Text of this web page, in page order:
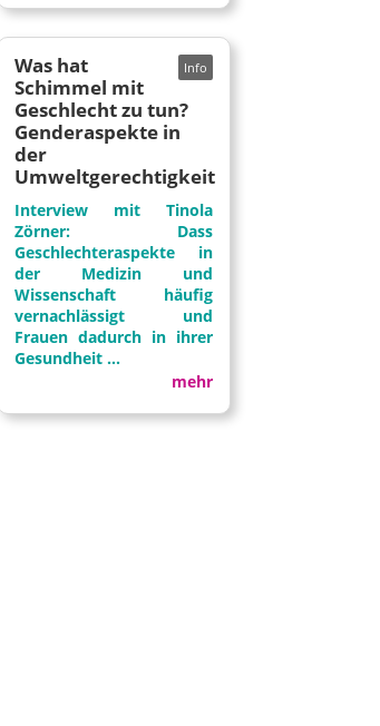
Was hat
Schimmel mit
Geschlecht zu tun?
Genderaspekte in
der
Umweltgerechtigkeit
Interview mit Tinola
Zörner: Dass
Geschlechteraspekte in
der Medizin und
Wissenschaft häufig
vernachlässigt und
Frauen dadurch in ihrer
Gesundheit ...
mehr